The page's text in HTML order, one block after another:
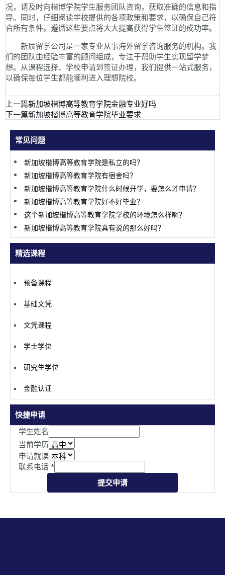
况，请及时向楷博学院学生服务团队咨询，获取准确的信息和指
导。同时，仔细阅读学校提供的各项政策和要求，以确保自己符
合所有条件。遵循这些要点将大大提高获得学生签证的成功率。
新辰留学公司是一家专业从事海外留学咨询服务的机构。我
们的团队由经验丰富的顾问组成，专注于帮助学生实现留学梦
想。从课程选择、学校申请到签证办理，我们提供一站式服务，
以确保每位学生都能顺利进入理想院校。
上一篇新加坡楷博高等教育学院金融专业好吗
下一篇新加坡楷博高等教育学院毕业要求
常见问题
新加坡楷博高等教育学院是私立的吗？
新加坡楷博高等教育学院有宿舍吗？
新加坡楷博高等教育学院什么时候开学，要怎么才申请？
新加坡楷博高等教育学院好不好毕业？
这个新加坡楷博高等教育学院学校的环境怎么样啊？
新加坡楷博高等教育学院真有说的那么好吗？
精选课程
预备课程
基础文凭
文凭课程
学士学位
研究生学位
金融认证
快捷申请
学生姓名
当前学历
申请就读
联系电话 *
提交申请